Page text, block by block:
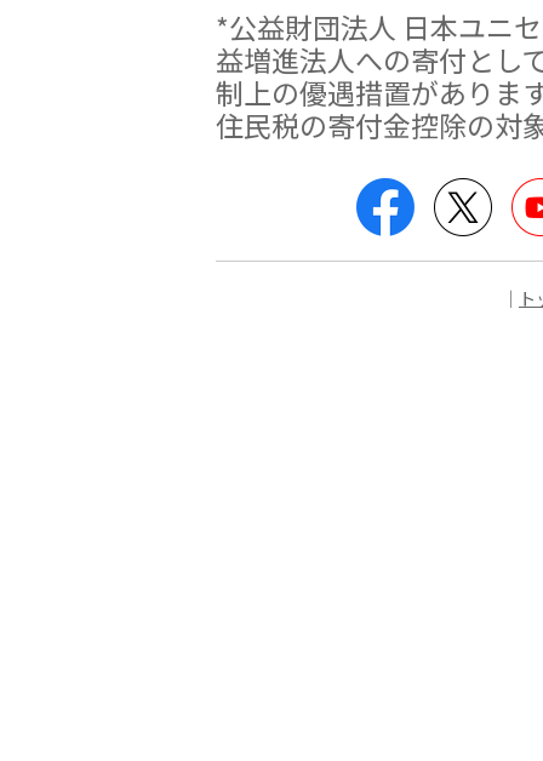
*公益財団法人 日本ユニ
益増進法人への寄付とし
制上の優遇措置がありま
住民税の寄付金控除の対
Facebook
｜